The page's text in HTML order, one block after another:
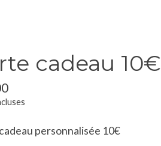
cadeau 10€
personnalisée 10€